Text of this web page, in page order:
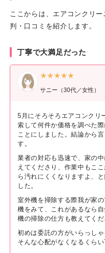
ここからは、エアコンクリ
判・口コミを紹介します。
丁寧で大満足だった
★★★★★
サニー（30代／女性）
5月にそろそろエアコンクリ
索して何件か価格を調べた
ことにしました。結論から
す。
業者の対応も迅速で、家の
えてくださり、作業中もこ
ら汚れにくくなりますよ、
した。
室外機を掃除する際我が家
機をみて、これがあるなら
機の掃除の仕方も教えてくだ
初めは委託の方がいらっし
そんな心配がなくなるくら